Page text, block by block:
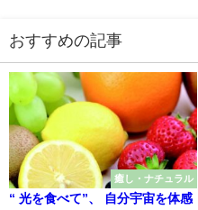
おすすめの記事
癒し・ナチュラル
“ 光を食べて”、 自分宇宙を体感